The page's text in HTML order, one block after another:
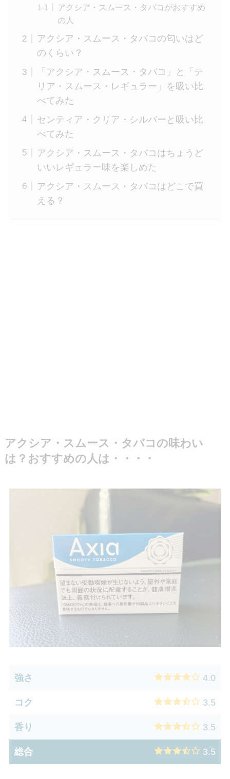
アクシア・スムース・タバコがおすすめ
の人
アクシア・スムース・タバコの匂いはど
のくらい？
「アクシア・スムース・タバコ」と「テ
リア・スムース・レギュラー」を吸い比
べてみた
センティア・クリア・シルバーと吸い比
べてみた
アクシア・スムース・タバコはちょうど
いいレギュラー味を楽しめた
アクシア・スムース・タバコはどこで買
える？
アクシア・スムース・タバコの味わい
は？おすすめの人は・・・・
強さ 4.0
コク 3.5
香り 3.5
総合 3.5